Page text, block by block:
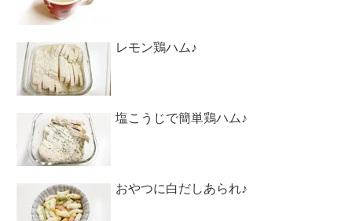
レモン鶏ハム♪
塩こうじで簡単鶏ハム♪
おやつに白だしあられ♪